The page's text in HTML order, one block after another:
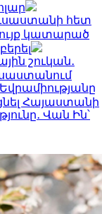
հետ
կատարած
շուկան․
Հայաստանի
Վան Ին՝